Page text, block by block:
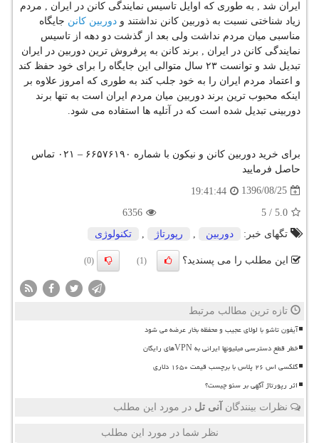
ایران شد , به طوری که اوایل تاسیس نمایندگی کانن در ایران , مردم
زیاد شناختی نسبت به ذوربین کانن نداشتند و دوربین کانن جایگاه
مناسبی میان مردم نداشت ولی بعد از گذشت دو دهه از تاسیس
نمایندگی کانن در ایران , برند کانن به پرفروش ترین دوربین در ایران
تبدیل شد و توانست ۲۳ سال متوالی این جایگاه را برای خود حفظ کند
و اعتماد مردم ایران را به خود جلب کند به طوری که امروز علاوه بر
اینکه محبوب ترین برند دوربین میان مردم ایران است به تنها برند
دوربینی تبدیل شده است که در آتلیه ها استفاده می شود.
برای خرید دوربین کانن و نیکون با شماره ۶۶۵۷۶۱۹۰ – ۰۲۱ تماس
حاصل فرمایید
1396/08/25
19:41:44
5.0
/
5
6356
تگهای خبر:
دوربین رپورتاژ تكنولوژی
این مطلب را می پسندید؟ (1)
(0)
تازه ترین مطالب مرتبط
آیفون تاشو با لولای عجیب و محفظه بخار عرضه می شود
خطر قطع دسترسی میلیونها ایرانی به VPNهای رایگان
گلکسی اس ۲۶ پلاس با برچسب قیمت ۱۶۵۰ دلاری
اثر رپورتاژ آگهی بر سئو چیست؟
نظرات بینندگان آنی تل در مورد این مطلب
نظر شما در مورد این مطلب